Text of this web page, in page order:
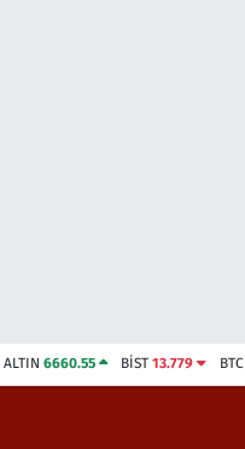
ALTIN 6660.55 BİST13.779 BTC